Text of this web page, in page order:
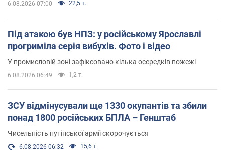
6.08.2026 07:00 22,5 т.
Під атакою був НПЗ: у російському Ярославлі
прогриміла серія вибухів. Фото і відео
У промисловій зоні зафіксовано кілька осередків пожежі
6.08.2026 06:49 1,2 т.
ЗСУ відмінусували ще 1330 окупантів та збили
понад 1800 російських БПЛА – Генштаб
Чисельність путінської армії скорочується
6.08.2026 06:32 15,6 т.